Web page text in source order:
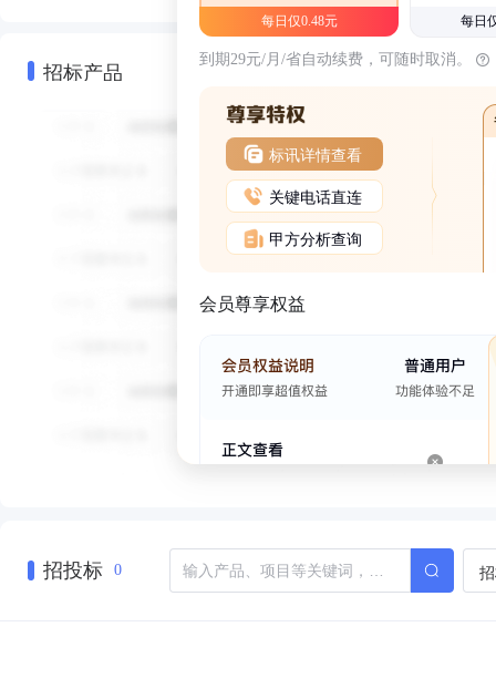
招标产品
每日仅0.48元 每日
到期29元/月/省自动续费，可随时取消。
标讯详情查看
关键电话直连
甲方分析查询
会员尊享权益
招投标 0